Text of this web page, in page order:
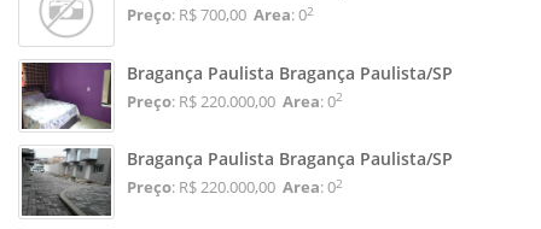
Preço: R$ 700,00 Area: 02
Bragança Paulista Bragança Paulista/SP
Preço: R$ 220.000,00 Area: 02
Bragança Paulista Bragança Paulista/SP
Preço: R$ 220.000,00 Area: 02